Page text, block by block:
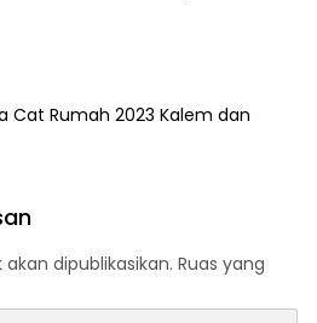
Cat Rumah 2023 Kalem dan
dipublikasikan. Ruas yang